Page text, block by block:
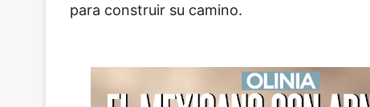
para construir su camino.